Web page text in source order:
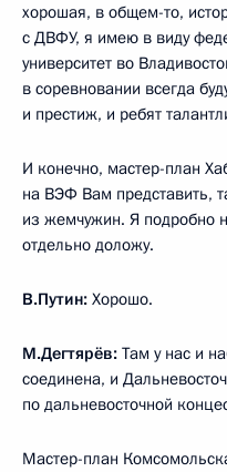
хорошая, в общем-то,
с ДВФУ, я имею в виду
университет во
в соревновании всегда
и престиж, и ребят
И конечно, мастер-план
на ВЭФ Вам представить,
из жемчужин. Я подробно
отдельно доложу.
В.Путин: Хорошо.
М.Дегтярёв: Там у нас и
соединена, и
по дальневосточной
Мастер-план